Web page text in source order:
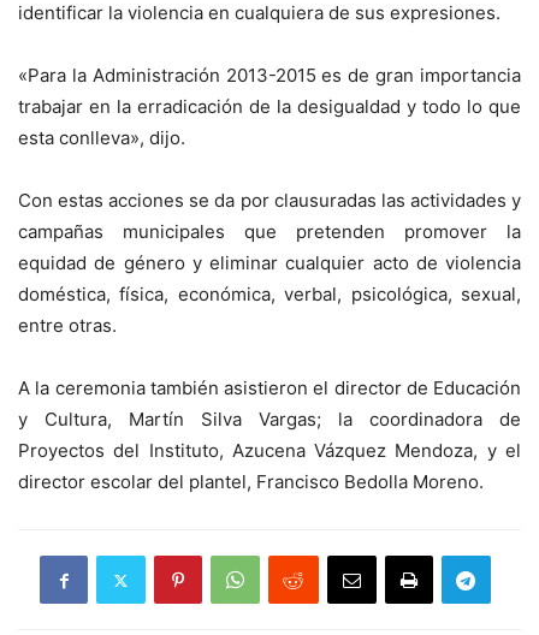
identificar la violencia en cualquiera de sus expresiones.
«Para la Administración 2013-2015 es de gran importancia
trabajar en la erradicación de la desigualdad y todo lo que
esta conlleva», dijo.
Con estas acciones se da por clausuradas las actividades y
campañas municipales que pretenden promover la
equidad de género y eliminar cualquier acto de violencia
doméstica, física, económica, verbal, psicológica, sexual,
entre otras.
A la ceremonia también asistieron el director de Educación
y Cultura, Martín Silva Vargas; la coordinadora de
Proyectos del Instituto, Azucena Vázquez Mendoza, y el
director escolar del plantel, Francisco Bedolla Moreno.